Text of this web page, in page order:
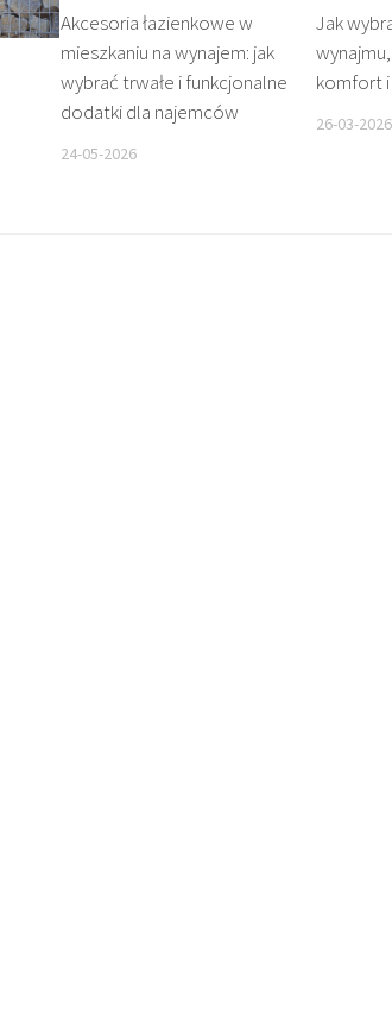
Akcesoria łazienkowe w
mieszkaniu na wynajem: jak
wybrać trwałe i funkcjonalne
dodatki dla najemców
24-05-2026
Jak
komfort i
26-03-2026